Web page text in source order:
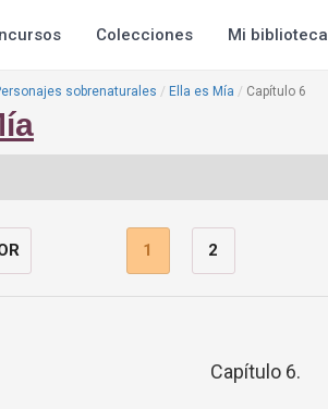
Colecciones Mi biblioteca
sobrenaturales Ella es Mía Capítulo 6
1 2
Capítulo 6.